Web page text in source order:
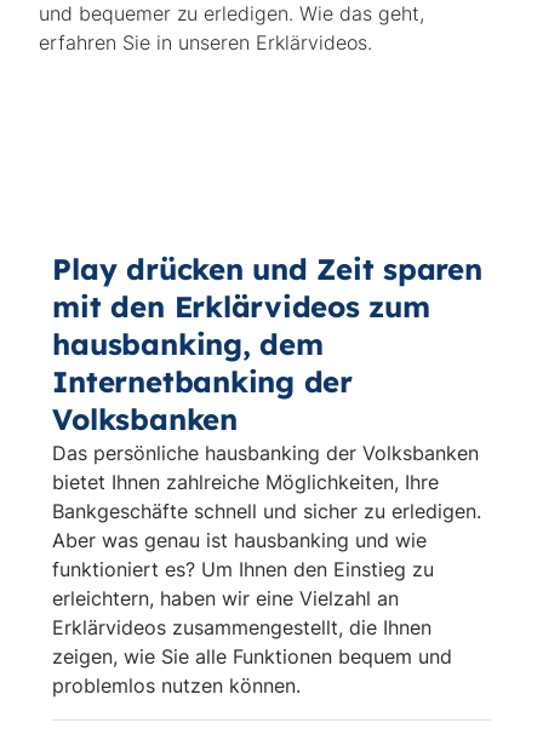
und bequemer zu erledigen. Wie das geht,
erfahren Sie in unseren Erklärvideos.
Play drücken und Zeit sparen
mit den Erklärvideos zum
hausbanking, dem
Internetbanking der
Volksbanken
Das persönliche hausbanking der Volksbanken
bietet Ihnen zahlreiche Möglichkeiten, Ihre
Bankgeschäfte schnell und sicher zu erledigen.
Aber was genau ist hausbanking und wie
funktioniert es? Um Ihnen den Einstieg zu
erleichtern, haben wir eine Vielzahl an
Erklärvideos zusammengestellt, die Ihnen
zeigen, wie Sie alle Funktionen bequem und
problemlos nutzen können.